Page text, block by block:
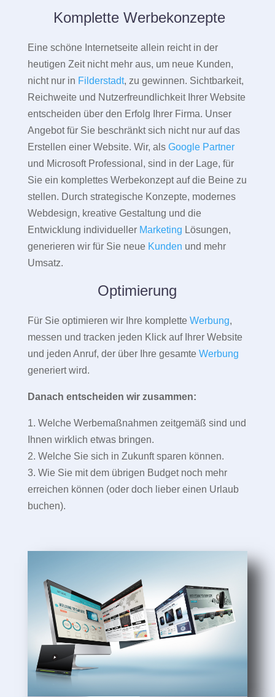
Komplette Werbekonzepte
Eine schöne Internetseite allein reicht in der
heutigen Zeit nicht mehr aus, um neue Kunden,
nicht nur in Filderstadt, zu gewinnen. Sichtbarkeit,
Reichweite und Nutzerfreundlichkeit Ihrer Website
entscheiden über den Erfolg Ihrer Firma. Unser
Angebot für Sie beschränkt sich nicht nur auf das
Erstellen einer Website. Wir, als Google Partner
und Microsoft Professional, sind in der Lage, für
Sie ein komplettes Werbekonzept auf die Beine zu
stellen. Durch strategische Konzepte, modernes
Webdesign, kreative Gestaltung und die
Entwicklung individueller Marketing Lösungen,
generieren wir für Sie neue Kunden und mehr
Umsatz.
Optimierung
Für Sie optimieren wir Ihre komplette Werbung,
messen und tracken jeden Klick auf Ihrer Website
und jeden Anruf, der über Ihre gesamte Werbung
generiert wird.
Danach entscheiden wir zusammen:
1. Welche Werbemaßnahmen zeitgemäß sind und
Ihnen wirklich etwas bringen.
2. Welche Sie sich in Zukunft sparen können.
3. Wie Sie mit dem übrigen Budget noch mehr
erreichen können (oder doch lieber einen Urlaub
buchen).